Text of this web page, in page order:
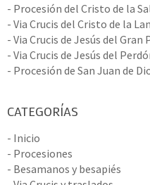
- Procesión del Cristo de la
- Via Crucis del Cristo de la
- Via Crucis de Jesús del Gran
- Via Crucis de Jesús del
- Procesión de San Juan de
CATEGORÍAS
- Inicio
- Procesiones
- Besamanos y besapiés